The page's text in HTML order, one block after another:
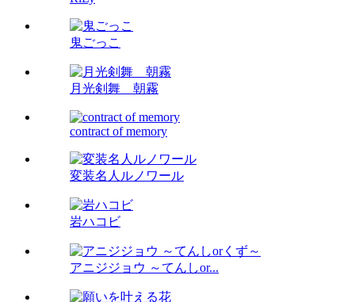
鬼ごっこ
月光剣舞 朝霧
contract of memory
変装名人ルノワール
岩ハコビ
アニジジョウ ～てんしor...